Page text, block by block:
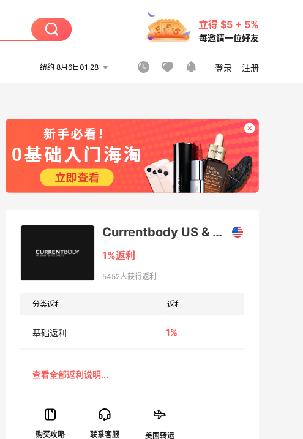
立得 $5 + 5%
每邀请一位好友
纽约 8月6日01:28 登录 注册
Currentbody US & Canada
1%返利
5452人获得返利
分类返利 返利
基础返利 1%
美国转运